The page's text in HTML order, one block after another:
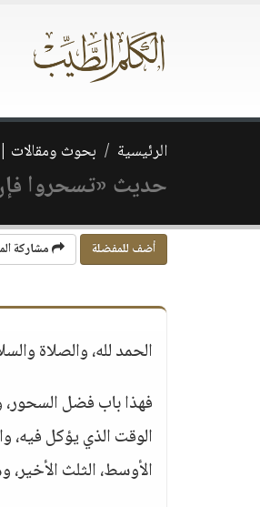
الرئيسية بحوث ومقالات |
حديث «تسحروا
أضف للمفضلة مشاركة
الحمد لله، والصلاة
فهذا باب فضل
الوقت الذي يؤكل فيه،
الأوسط، الثلث